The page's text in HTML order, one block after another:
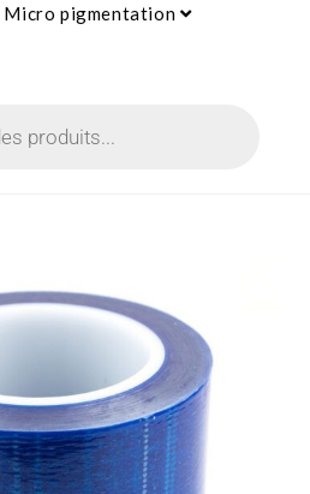
pigmentation